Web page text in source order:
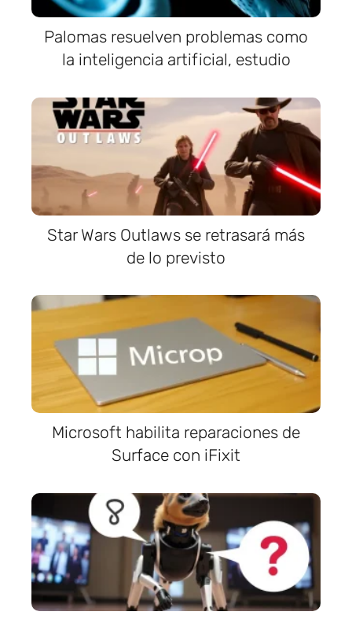
Palomas resuelven problemas como
la inteligencia artificial, estudio
Star Wars Outlaws se retrasará más
de lo previsto
Microsoft habilita reparaciones de
Surface con iFixit